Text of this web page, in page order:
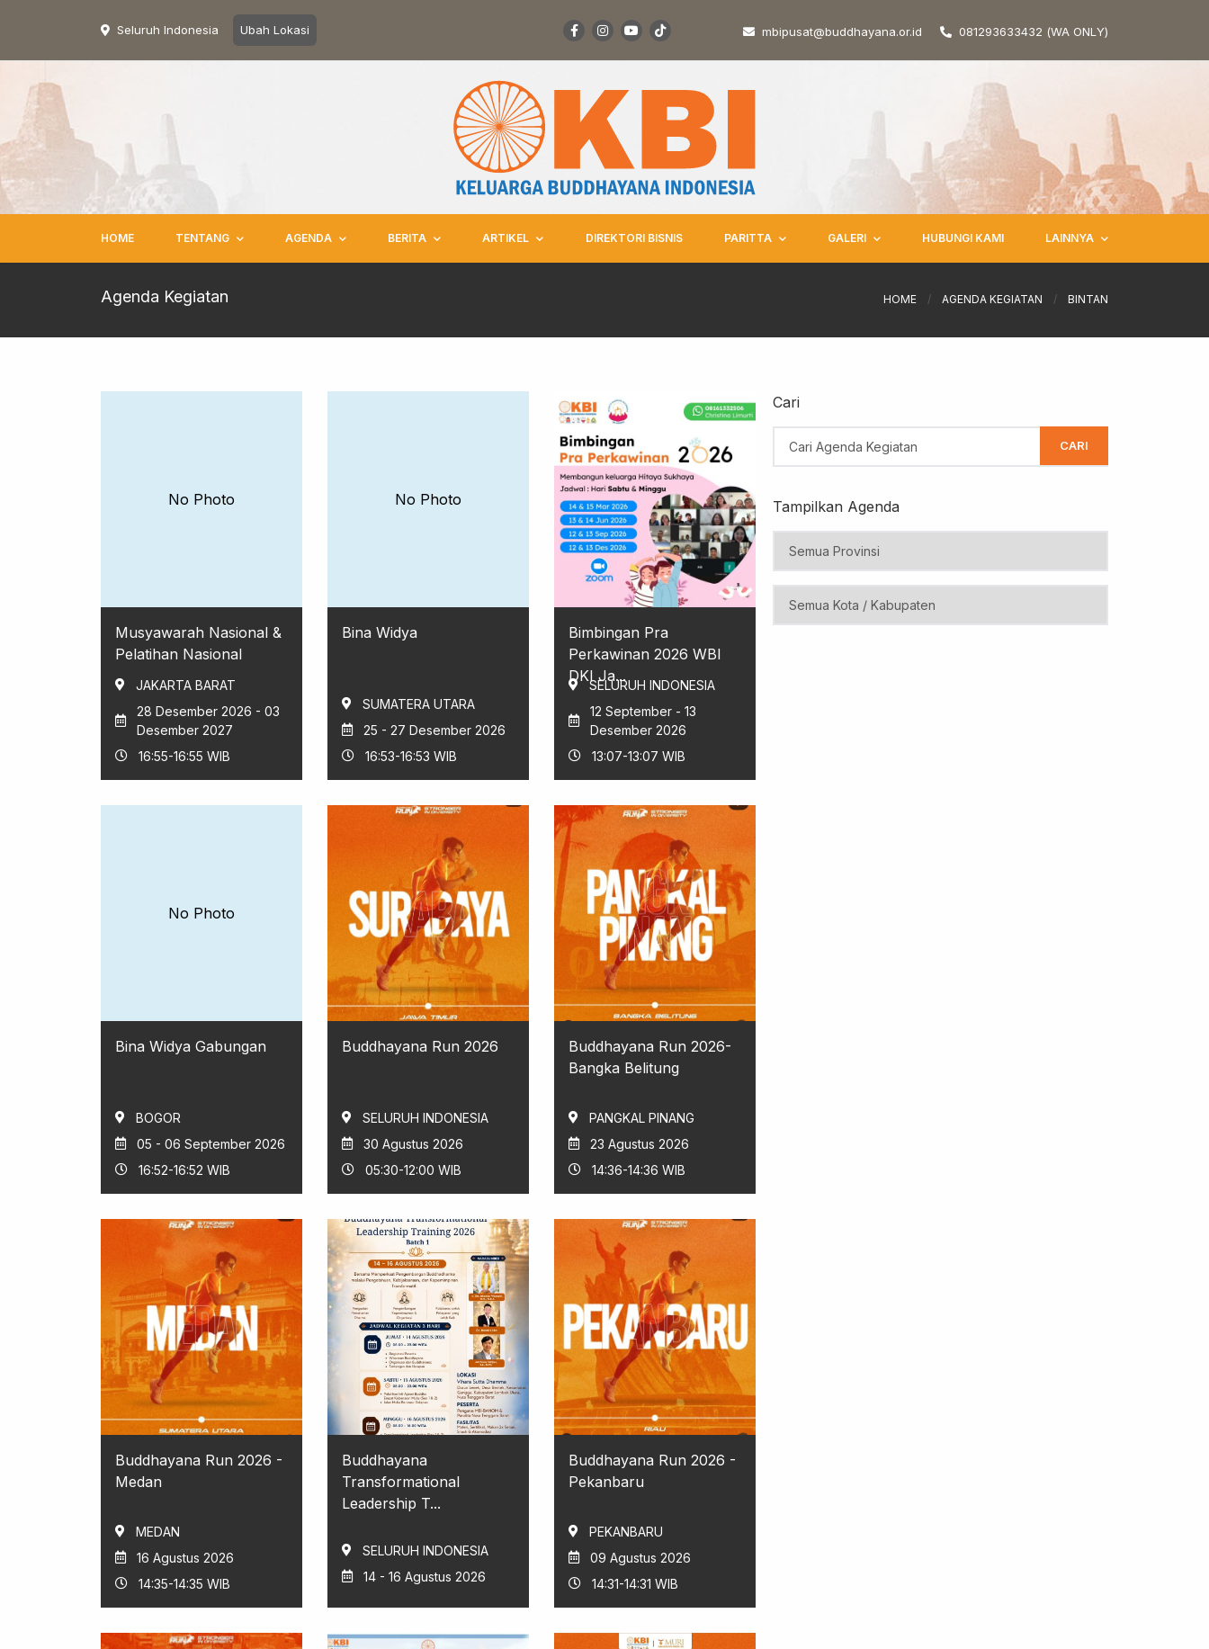
Seluruh Indonesia Ubah Lokasi mbipusat@buddhayana.or.id 081293633432 (WA ONLY)
HOME TENTANG AGENDA BERITA ARTIKEL DIREKTORI BISNIS PARITTA GALERI HUBUNGI KAMI LAINNYA
Agenda Kegiatan HOME / AGENDA KEGIATAN / BINTAN
No Photo
Musyawarah Nasional &
Pelatihan Nasional
JAKARTA BARAT
28 Desember 2026 - 03
Desember 2027
16:55-16:55 WIB
No Photo
Bina Widya
SUMATERA UTARA
25 - 27 Desember 2026
16:53-16:53 WIB
Bimbingan Pra
Perkawinan 2026 WBI
DKI Ja...
SELURUH INDONESIA
12 September - 13
Desember 2026
13:07-13:07 WIB
No Photo
Bina Widya Gabungan
BOGOR
05 - 06 September 2026
16:52-16:52 WIB
Buddhayana Run 2026
SELURUH INDONESIA
30 Agustus 2026
05:30-12:00 WIB
Buddhayana Run 2026-
Bangka Belitung
PANGKAL PINANG
23 Agustus 2026
14:36-14:36 WIB
Buddhayana Run 2026 -
Medan
MEDAN
16 Agustus 2026
14:35-14:35 WIB
Buddhayana
Transformational
Leadership T...
SELURUH INDONESIA
14 - 16 Agustus 2026
Buddhayana Run 2026 -
Pekanbaru
PEKANBARU
09 Agustus 2026
14:31-14:31 WIB
Cari
CARI
Tampilkan Agenda